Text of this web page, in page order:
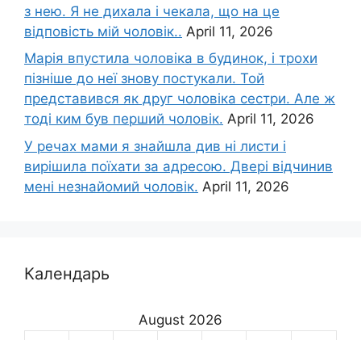
з нею. Я не дихала і чекала, що на це
відповість мій чоловік.. April 11, 2026
Марія впустила чоловіка в будинок, і трохи
пізніше до неї знову постукали. Той
представився як друг чоловіка сестри. Але ж
тоді ким був перший чоловік. April 11, 2026
У речах мами я знайшла див ні листи і
вирішила поїхати за адресою. Двері відчинив
мені незнайомий чоловік. April 11, 2026
Календарь
August 2026